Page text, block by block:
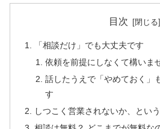
目次
「相談だけ」でも大丈夫です
依頼を前提にしなくて構いま
話したうえで「やめておく」
す
しつこく営業されないか、とい